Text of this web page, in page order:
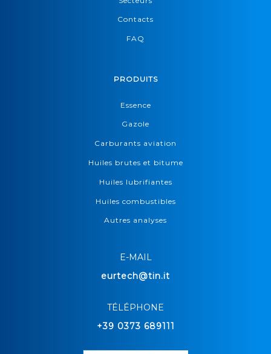
Contacts
FAQ
PRODUITS
Essence
Gazole
Carburants aviation
Huiles brutes et bitume
Huiles lubrifiantes
Huiles combustibles
Autres analyses
E-MAIL
eurtech@tin.it
TÉLÉPHONE
+39 0373 689111